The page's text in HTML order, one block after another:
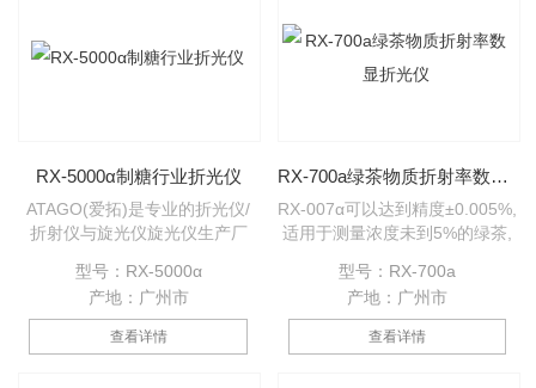
RX-5000α制糖行业折光仪
ATAGO(爱拓)是专业的折光仪/
折射仪与旋光仪旋光仪生产厂
仪及旋光仪 旋光仪。提供生产原
料及成品的Brix值、折射率、盐
度、糖度、物质浓度 、旋光度的
测量方案！更多折光仪/折射仪/
型号：RX-5000α
产地：广州市
查看详情
RX-700a绿茶物质折射率数显折光仪
RX-007α可以达到精度±0.005%,
适用于测量浓度未到5%的绿茶,
作方法简单, 只要将样本滴在菱
镜上面按开始键就可以了. 与其
他RX系列一样具有恒温功能
型号：RX-700a
产地：广州市
查看详情